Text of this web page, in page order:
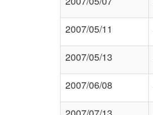
2007/05/11
2007/05/13
2007/06/08